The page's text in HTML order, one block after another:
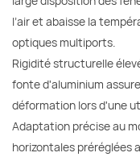
l’air et abaisse la
optiques multiports.
Rigidité structurelle
fonte d'aluminium
déformation lors d'une
Adaptation précise au
horizontales préréglées